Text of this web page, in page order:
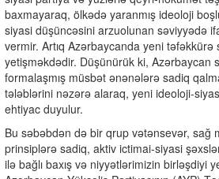
baxmayaraq, ölkədə yaranmış ideoloji
siyasi düşüncəsini arzuolunan səviyyədə
vermir. Artıq Azərbaycanda yeni təfəkkürə
yetişməkdədir. Düşünürük ki, Azərbaycan
formalaşmış müsbət ənənələrə sadiq
tələblərini nəzərə alaraq, yeni ideoloji-
ehtiyac duyulur.
Bu səbəbdən də bir qrup vətənsevər, sağ
prinsiplərə sadiq, aktiv ictimai-siyasi
ilə bağlı baxış və niyyətlərimizin birləşdiyi